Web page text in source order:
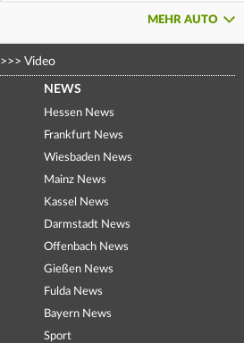
MEHR AUTO
>>> Video
NEWS
Hessen News
Frankfurt News
Wiesbaden News
Mainz News
Kassel News
Darmstadt News
Offenbach News
Gießen News
Fulda News
Bayern News
Sport